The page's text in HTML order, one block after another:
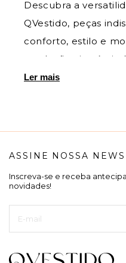
Descubra a
QVestido, peças
conforto, estilo e
produções incríveis.
seleciona modelos
sobreposições
sóbrias e
o visual casual sem
elegância.
Titanium Jeans, Via
Ler mais
ASSINE NOSSA
Inscreva-se e receba
novidades!